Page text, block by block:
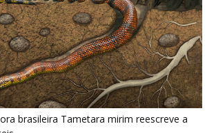
Nova espécie de rã é descoberta em florestas
do Acre
5 de agosto de 2026
Fertilizante inteligente da USP pode regenerar
solos degradados
5 de agosto de 2026